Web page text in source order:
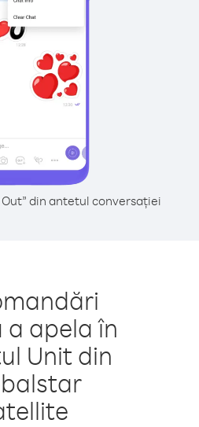
din antetul conversației
apela în
Unit din